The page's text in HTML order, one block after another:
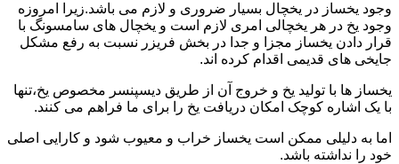
وجود یخساز در یخچال بسیار ضروری و لازم می باشد.زیرا امروزه
وجود یخ در هر یخچالی امری لازم است و یخچال های سامسونگ با
قرار دادن یخساز مجزا و جدا در بخش فریزر نسبت به رفع مشکل
جایخی های قدیمی اقدام کرده اند.
یخساز ها با تولید یخ و خروج آن از طریق دیسپنسر مخصوص یخ،تنها
با یک اشاره کوچک امکان دریافت یخ را برای ما فراهم می کنند.
اما به دلیلی ممکن است یخساز خراب و معیوب شود و کارایی اصلی
خود را نداشته باشد.